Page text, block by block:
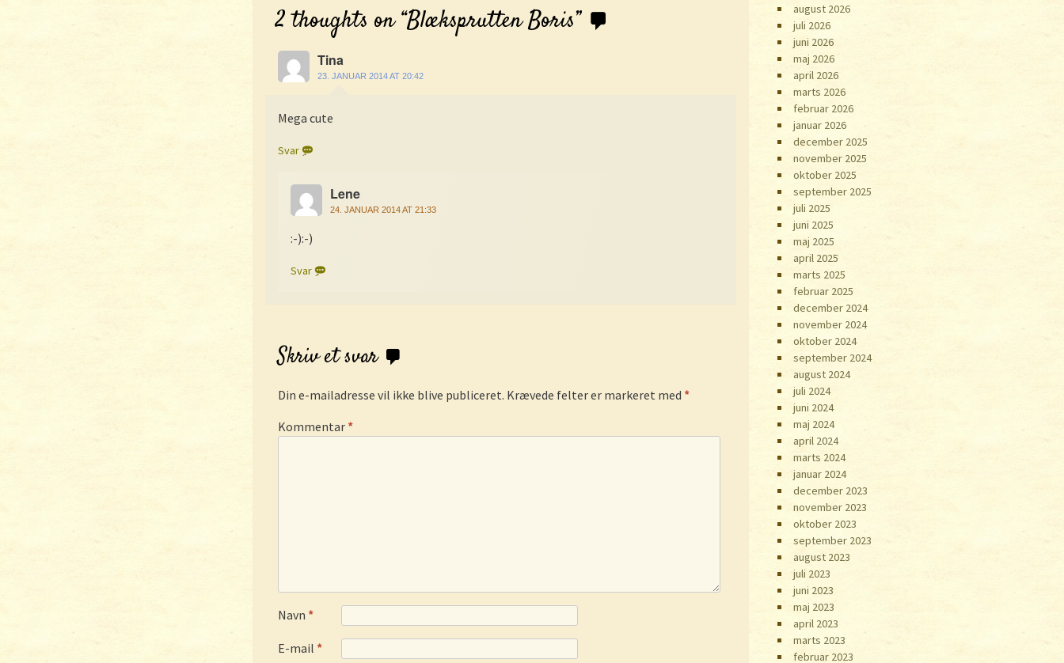
2 thoughts on “Blæksprutten Boris”
Tina
23. JANUAR 2014 AT 20:42
Mega cute
Svar
Lene
24. JANUAR 2014 AT 21:33
:-):-)
Svar
Skriv et svar
Din e-mailadresse vil ikke blive publiceret. Krævede felter er markeret med *
Kommentar *
Navn *
E-mail *
august 2026
juli 2026
juni 2026
maj 2026
april 2026
marts 2026
februar 2026
januar 2026
december 2025
november 2025
oktober 2025
september 2025
juli 2025
juni 2025
maj 2025
april 2025
marts 2025
februar 2025
december 2024
november 2024
oktober 2024
september 2024
august 2024
juli 2024
juni 2024
maj 2024
april 2024
marts 2024
januar 2024
december 2023
november 2023
oktober 2023
september 2023
august 2023
juli 2023
juni 2023
maj 2023
april 2023
marts 2023
februar 2023